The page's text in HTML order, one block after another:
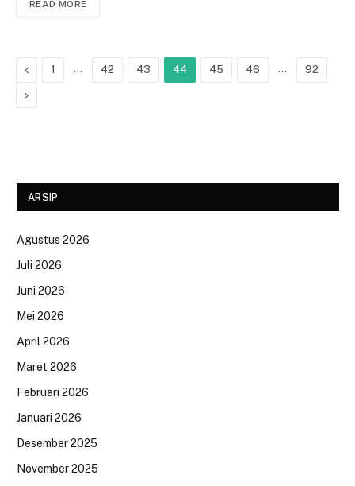
READ MORE
Previous
1 … 42 43 44 45 46 … 92
Next
ARSIP
Agustus 2026
Juli 2026
Juni 2026
Mei 2026
April 2026
Maret 2026
Februari 2026
Januari 2026
Desember 2025
November 2025